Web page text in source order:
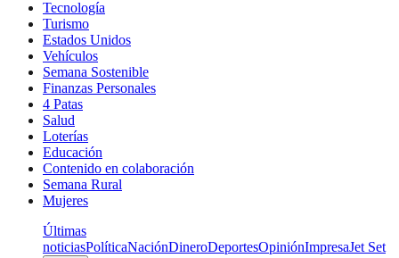
Tecnología
Turismo
Estados Unidos
Vehículos
Semana Sostenible
Finanzas Personales
4 Patas
Salud
Loterías
Educación
Contenido en colaboración
Semana Rural
Mujeres
Últimas
noticiasPolíticaNaciónDineroDeportesOpiniónImpresaJet Set